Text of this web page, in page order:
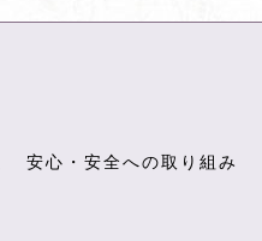
安心・安全への取り組み